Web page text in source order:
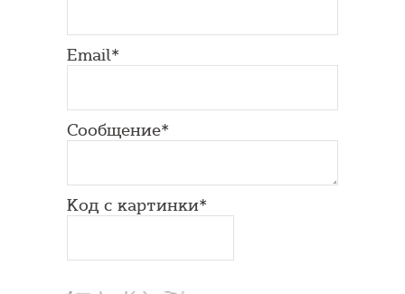
Email*
Сообщение*
Код с картинки*